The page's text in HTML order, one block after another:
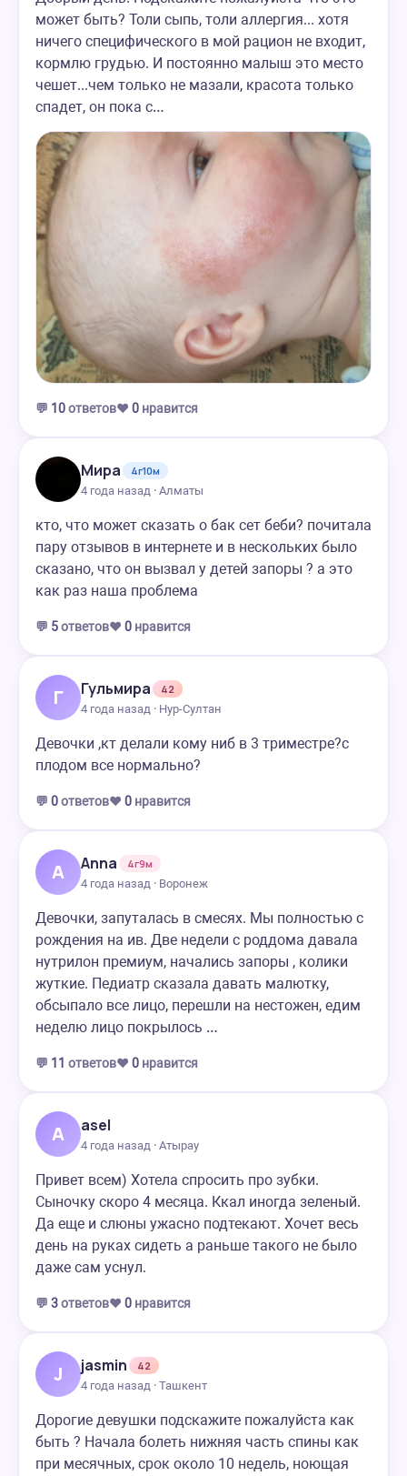
может быть? Толи сыпь, толи аллергия... хотя
ничего специфического в мой рацион не входит,
кормлю грудью. И постоянно малыш это место
чешет...чем только не мазали, красота только
спадет, он пока с…
💬 10ответов❤️ 0 нравится
Мира
4г10м
4 года назад · Алматы
кто, что может сказать о бак сет беби? почитала
пару отзывов в интернете и в нескольких было
сказано, что он вызвал у детей запоры ? а это
как раз наша проблема
💬 5ответов❤️ 0 нравится
Г Гульмира
42
4 года назад · Нур-Султан
Девочки ,кт делали кому ниб в 3 триместре?с
плодом все нормально?
💬 0ответов❤️ 0 нравится
A Anna
4г9м
4 года назад · Воронеж
Девочки, запуталась в смесях. Мы полностью с
рождения на ив. Две недели с роддома давала
нутрилон премиум, начались запоры , колики
жуткие. Педиатр сказала давать малютку,
обсыпало все лицо, перешли на нестожен, едим
неделю лицо покрылось …
💬 11 ответов❤️ 0 нравится
A asel
4 года назад · Атырау
Привет всем) Хотела спросить про зубки.
Сыночку скоро 4 месяца. Ккал иногда зеленый.
Да еще и слюны ужасно подтекают. Хочет весь
день на руках сидеть а раньше такого не было
даже сам уснул.
💬 3ответов❤️ 0 нравится
J jasmin
42
4 года назад · Ташкент
Дорогие девушки подскажите пожалуйста как
быть ? Начала болеть нижняя часть спины как
при месячных, срок около 10 недель, ноющая